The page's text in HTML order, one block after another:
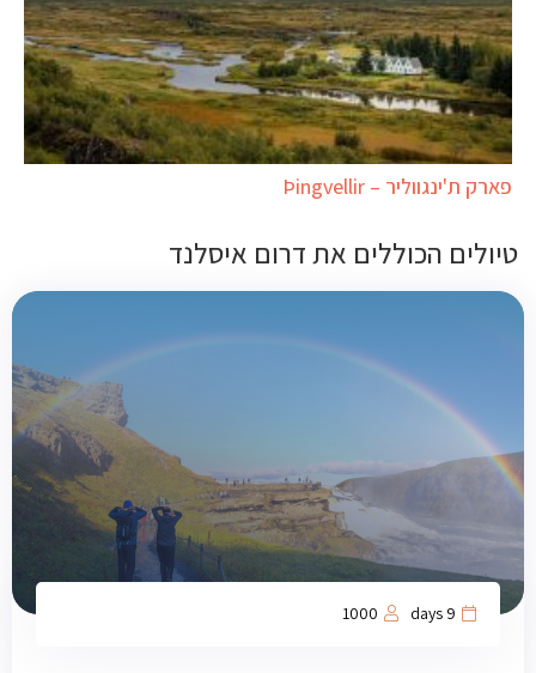
פארק ת'ינגווליר – Þingvellir
טיולים הכוללים את דרום איסלנד
9 days
1000